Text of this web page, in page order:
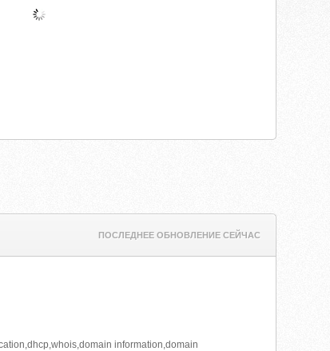
ПОСЛЕДНЕЕ ОБНОВЛЕНИЕ СЕЙЧАС
information,domain